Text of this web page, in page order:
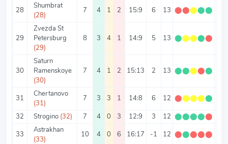
28
Shumbrat
(28)
7 4 1 2 15:9 6 13 ⬤⬤⬤⬤⬤
29
Zvezda St
Petersburg
(29)
8 3 4 1 14:9 5 13 ⬤⬤⬤⬤⬤
30
Saturn
Ramenskoye
(30)
7 4 1 2 15:13 2 13 ⬤⬤⬤⬤⬤
31
Chertanovo
(31)
7 3 3 1 14:8 6 12 ⬤⬤⬤⬤⬤
32
Strogino (32) 7 4 0 3 12:9 3 12 ⬤⬤⬤⬤⬤
33
Astrakhan
(33)
10 4 0 6 16:17 -1 12 ⬤⬤⬤⬤⬤